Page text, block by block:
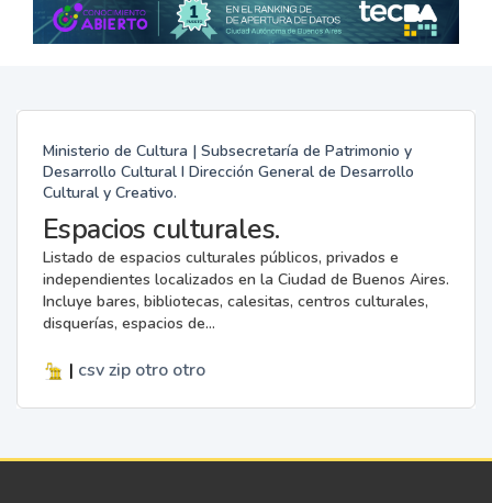
Ministerio de Cultura | Subsecretaría de Patrimonio y
Desarrollo Cultural I Dirección General de Desarrollo
Cultural y Creativo.
Espacios culturales.
Listado de espacios culturales públicos, privados e
independientes localizados en la Ciudad de Buenos Aires.
Incluye bares, bibliotecas, calesitas, centros culturales,
disquerías, espacios de...
| csv zip otro otro